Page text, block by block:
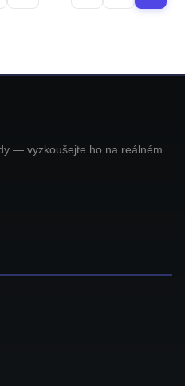
— vyzkoušejte ho na reálném